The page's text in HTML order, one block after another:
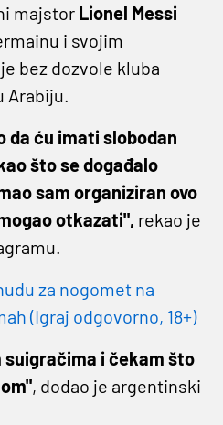
majstor Lionel Messi
i svojim
bez dozvole kluba
Arabiju.
da ću imati slobodan
što se događalo
sam organiziran ovo
otkazati", rekao je
za nogomet na
(Igraj odgovorno, 18+)
suigračima i čekam što
, dodao je argentinski